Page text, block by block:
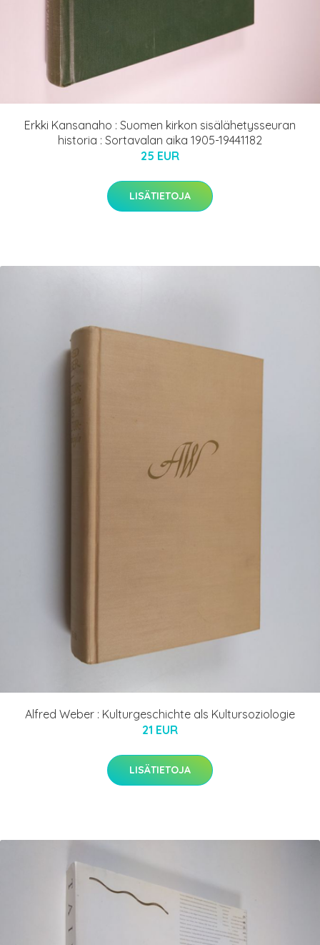
Erkki Kansanaho : Suomen kirkon sisälähetysseuran
historia : Sortavalan aika 1905-19441182
25 EUR
LISÄTIETOJA
Alfred Weber : Kulturgeschichte als Kultursoziologie
21 EUR
LISÄTIETOJA